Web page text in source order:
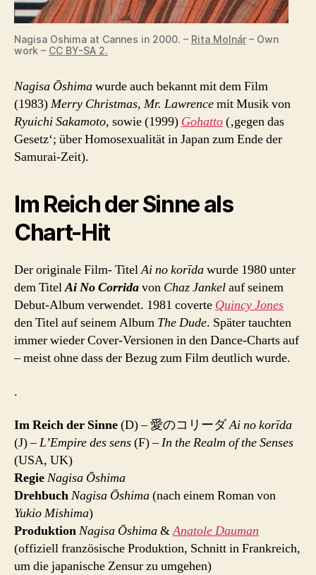
Nagisa Oshima at Cannes in 2000. – Rita Molnár – Own
work – CC BY-SA 2.
Nagisa Ōshimawurde auch bekannt mit dem Film
(1983)Merry Christmas, Mr. Lawrencemit Musik von
Ryuichi Sakamoto, sowie (1999) Gohatto(‚gegen das
Gesetz‘; über Homosexualität in Japan zum Ende der
Samurai-Zeit).
Im Reich der Sinne als
Chart-Hit
Der originale Film- TitelAi no korīdawurde 1980 unter
dem TitelAi No Corridavon Chaz Jankelauf seinem
Debut-Album verwendet. 1981 coverte Quincy Jones
den Titel auf seinem Album The Dude. Später tauchten
immer wieder Cover-Versionen in den Dance-Charts auf
– meist ohne dass der Bezug zum Film deutlich wurde.
.
Im Reich der Sinne(D) – 愛のコリーダAi no korīda
(J)– L’Empire des sens(F)– In the Realm of the Senses
(USA, UK)
RegieNagisa Ōshima
DrehbuchNagisa Ōshima(nach einem Roman von
Yukio Mishima)
ProduktionNagisa Ōshima&Anatole Dauman
(offiziell französische Produktion, Schnitt in Frankreich,
um die japanische Zensur zu umgehen)